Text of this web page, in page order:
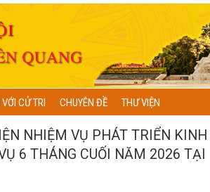
CỬ TRI CHUYÊN ĐỀ THƯ VIỆN
NHIỆM VỤ PHÁT TRIỂN KINH
6 THÁNG CUỐI NĂM 2026 TẠI